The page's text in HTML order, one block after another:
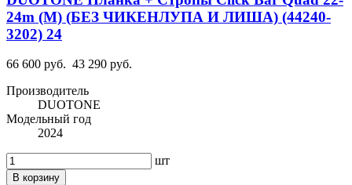
24m (M) (БЕЗ ЧИКЕНЛУПА И ЛИША) (44240-
3202) 24
66 600 руб. 43 290 руб.
Производитель
DUOTONE
Модельный год
2024
шт
В корзину